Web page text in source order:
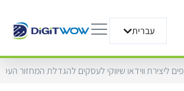
עבריתEnglish
ליצירת ווידאו שיווקי לעסקים להגדלת המחזור